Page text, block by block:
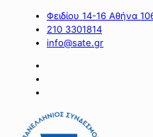
Φειδίου 14-16 Αθήνα
210 3301814
info@sate.gr